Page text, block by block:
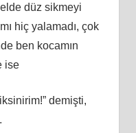
düz sikmeyi
hiç yalamadı, çok
ben kocamın
ise
demişti,